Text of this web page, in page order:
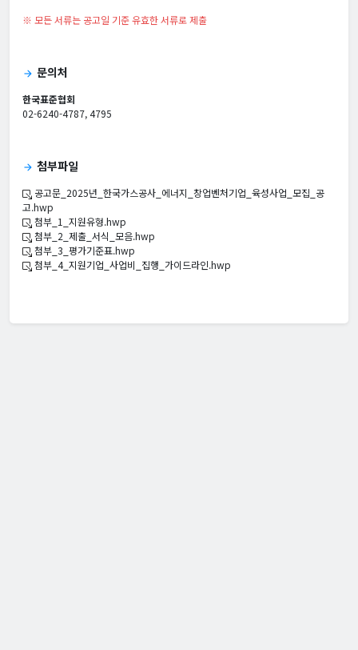
※ 모든 서류는 공고일 기준 유효한 서류로 제출
arrow_forward 문의처
한국표준협회
02-6240-4787, 4795
arrow_forward 첨부파일
공고문_2025년_한국가스공사_에너지_창업벤처기업_육성사업_모집_공
고.hwp
첨부_1_지원유형.hwp
첨부_2_제출_서식_모음.hwp
첨부_3_평가기준표.hwp
첨부_4_지원기업_사업비_집행_가이드라인.hwp